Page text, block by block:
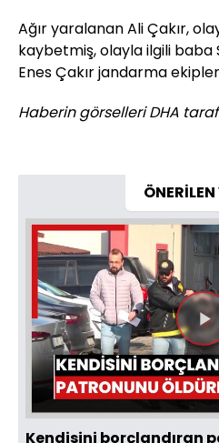
Ağır yaralanan Ali Çakır,
kaybetmiş, olayla ilgili baba
Enes Çakır jandarma
Haberin görselleri DHA
Kendisini borçlandıran